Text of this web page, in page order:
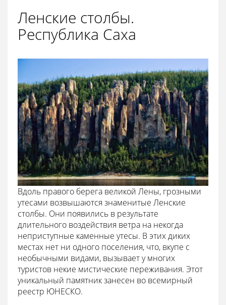
Ленские столбы.
Республика Саха
Вдоль правого берега великой Лены, грозными
утесами возвышаются знаменитые Ленские
столбы. Они появились в результате
длительного воздействия ветра на некогда
неприступные каменные утесы. В этих диких
местах нет ни одного поселения, что, вкупе с
необычными видами, вызывает у многих
туристов некие мистические переживания. Этот
уникальный памятник занесен во всемирный
реестр ЮНЕСКО.